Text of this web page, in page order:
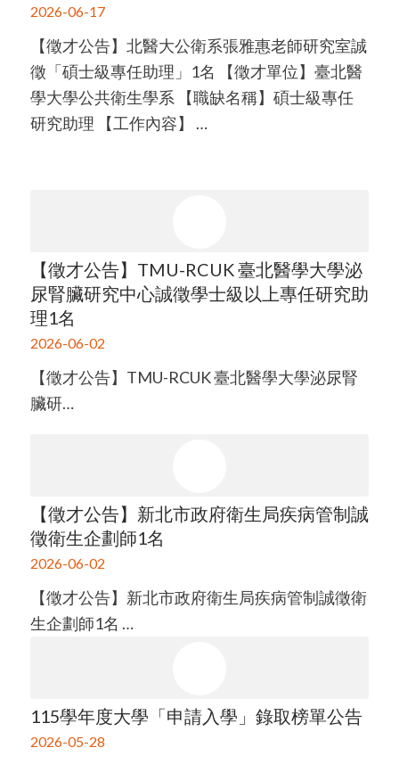
2026-06-17
【徵才公告】北醫大公衛系張雅惠老師研究室誠
徵「碩士級專任助理」1名 【徵才單位】臺北醫
學大學公共衛生學系 【職缺名稱】碩士級專任
研究助理 【工作內容】 …
【徵才公告】TMU-RCUK 臺北醫學大學泌
尿腎臟研究中心誠徵學士級以上專任研究助
理1名
2026-06-02
【徵才公告】TMU-RCUK 臺北醫學大學泌尿腎
臟研…
【徵才公告】新北市政府衛生局疾病管制誠
徵衛生企劃師1名
2026-06-02
【徵才公告】新北市政府衛生局疾病管制誠徵衛
生企劃師1名 …
115學年度大學「申請入學」錄取榜單公告
2026-05-28